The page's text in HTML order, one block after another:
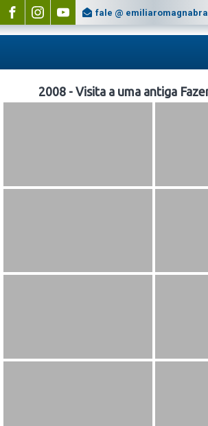
fale @
2008 - Visita a uma antiga